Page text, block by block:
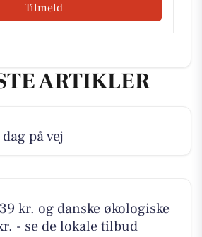
Tilmeld
ARTIKLER
på vej
kr. og danske økologiske
- se de lokale tilbud